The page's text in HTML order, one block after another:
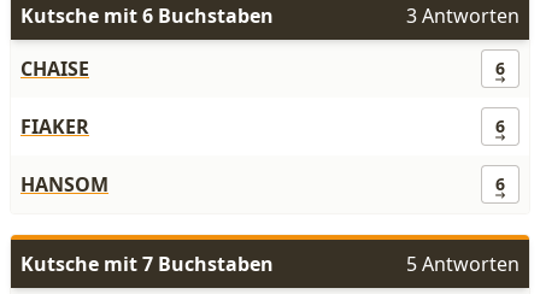
Kutsche mit 6 Buchstaben
3 Antworten
CHAISE
6
FIAKER 6
HANSOM 6
Kutsche mit 7 Buchstaben
5 Antworten